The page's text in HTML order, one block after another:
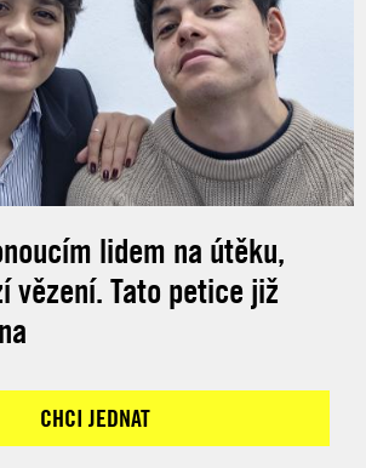
lidem na útěku,
vězení. Tato petice již
CHCI JEDNAT